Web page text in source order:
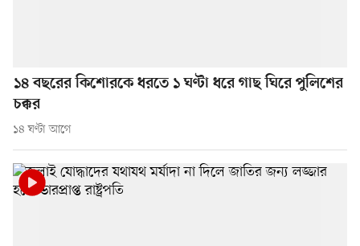
১৪ বছরের কিশোরকে ধরতে ১ ঘণ্টা ধরে গাছ ঘিরে পুলিশের
চক্কর
১৪ ঘণ্টা আগে